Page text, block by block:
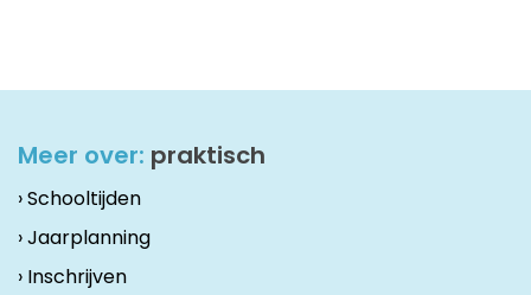
Meer over: praktisch
› Schooltijden
› Jaarplanning
› Inschrijven